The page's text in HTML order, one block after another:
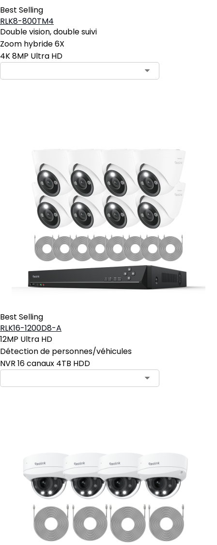
Best Selling
RLK8-800TM4
Double vision, double suivi
Zoom hybride 6X
4K 8MP Ultra HD
Best Selling
RLK16-1200D8-A
12MP Ultra HD
Détection de personnes/véhicules
NVR 16 canaux 4TB HDD